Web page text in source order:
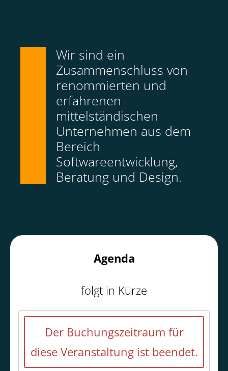
Wir sind ein
Zusammenschluss von
renommierten und
erfahrenen
mittelständischen
Unternehmen aus dem
Bereich
Softwareentwicklung,
Beratung und Design.
Agenda
folgt in Kürze
Der Buchungszeitraum für
diese Veranstaltung ist beendet.